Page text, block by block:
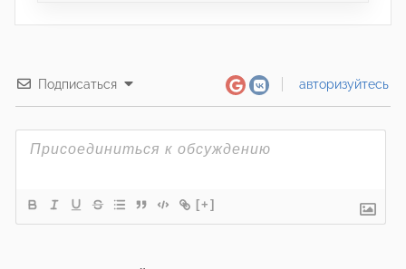
Подписаться авторизуйтесь
[+]